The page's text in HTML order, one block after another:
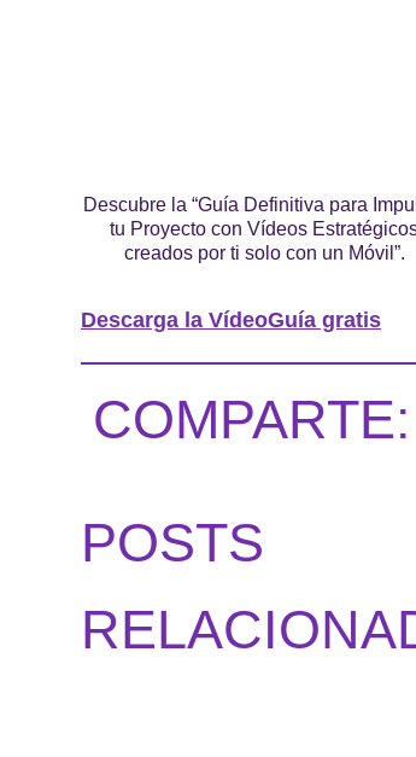
Descubre la “Guía Definitiva para
tu Proyecto con Vídeos
creados por ti solo con un Móvil”.
Descarga la VídeoGuía gratis
COMPARTE:
POSTS